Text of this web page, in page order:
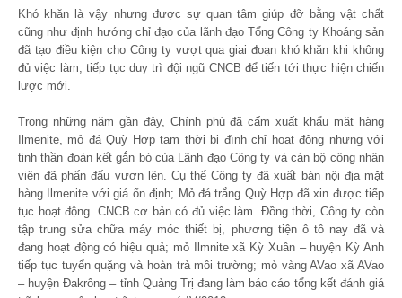
Khó khăn là vậy nhưng được sự quan tâm giúp đỡ bằng vật chất
cũng như định hướng chỉ đạo của lãnh đạo Tổng Công ty Khoáng sản
đã tạo điều kiện cho Công ty vượt qua giai đoạn khó khăn khi không
đủ việc làm, tiếp tục duy trì đội ngũ CNCB để tiến tới thực hiện chiến
lược mới.
Trong những năm gần đây, Chính phủ đã cấm xuất khẩu mặt hàng
Ilmenite, mỏ đá Quỳ Hợp tạm thời bị đình chỉ hoạt động nhưng với
tinh thần đoàn kết gắn bó của Lãnh đạo Công ty và cán bộ công nhân
viên đã phấn đấu vươn lên. Cụ thể Công ty đã xuất bán nội địa mặt
hàng Ilmenite với giá ổn định; Mỏ đá trắng Quỳ Hợp đã xin được tiếp
tục hoạt động. CNCB cơ bản có đủ việc làm. Đồng thời, Công ty còn
tập trung sửa chữa máy móc thiết bị, phương tiện ô tô nay đã và
đang hoạt động có hiệu quả; mỏ Ilmnite xã Kỳ Xuân – huyện Kỳ Anh
tiếp tục tuyển quặng và hoàn trả môi trường; mỏ vàng AVao xã AVao
– huyện Đakrông – tỉnh Quảng Trị đang làm báo cáo tổng kết đánh giá